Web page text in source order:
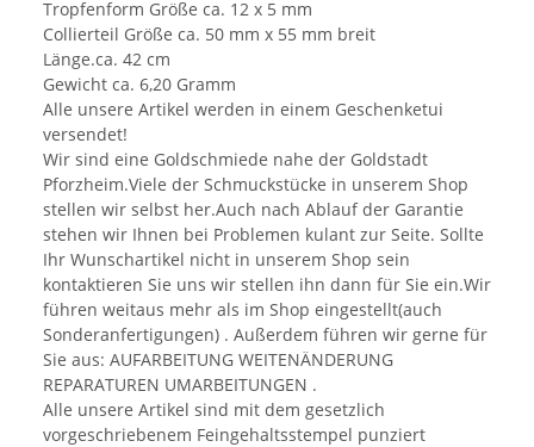
Tropfenform Größe ca. 12 x 5 mm
Collierteil Größe ca. 50 mm x 55 mm breit
Länge.ca. 42 cm
Gewicht ca. 6,20 Gramm
Alle unsere Artikel werden in einem Geschenketui
versendet!
Wir sind eine Goldschmiede nahe der Goldstadt
Pforzheim.Viele der Schmuckstücke in unserem Shop
stellen wir selbst her.Auch nach Ablauf der Garantie
stehen wir Ihnen bei Problemen kulant zur Seite. Sollte
Ihr Wunschartikel nicht in unserem Shop sein
kontaktieren Sie uns wir stellen ihn dann für Sie ein.Wir
führen weitaus mehr als im Shop eingestellt(auch
Sonderanfertigungen) . Außerdem führen wir gerne für
Sie aus: AUFARBEITUNG WEITENÄNDERUNG
REPARATUREN UMARBEITUNGEN .
Alle unsere Artikel sind mit dem gesetzlich
vorgeschriebenem Feingehaltsstempel punziert